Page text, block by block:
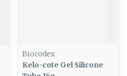
Biocodex
Kelo-cote Gel Silicone